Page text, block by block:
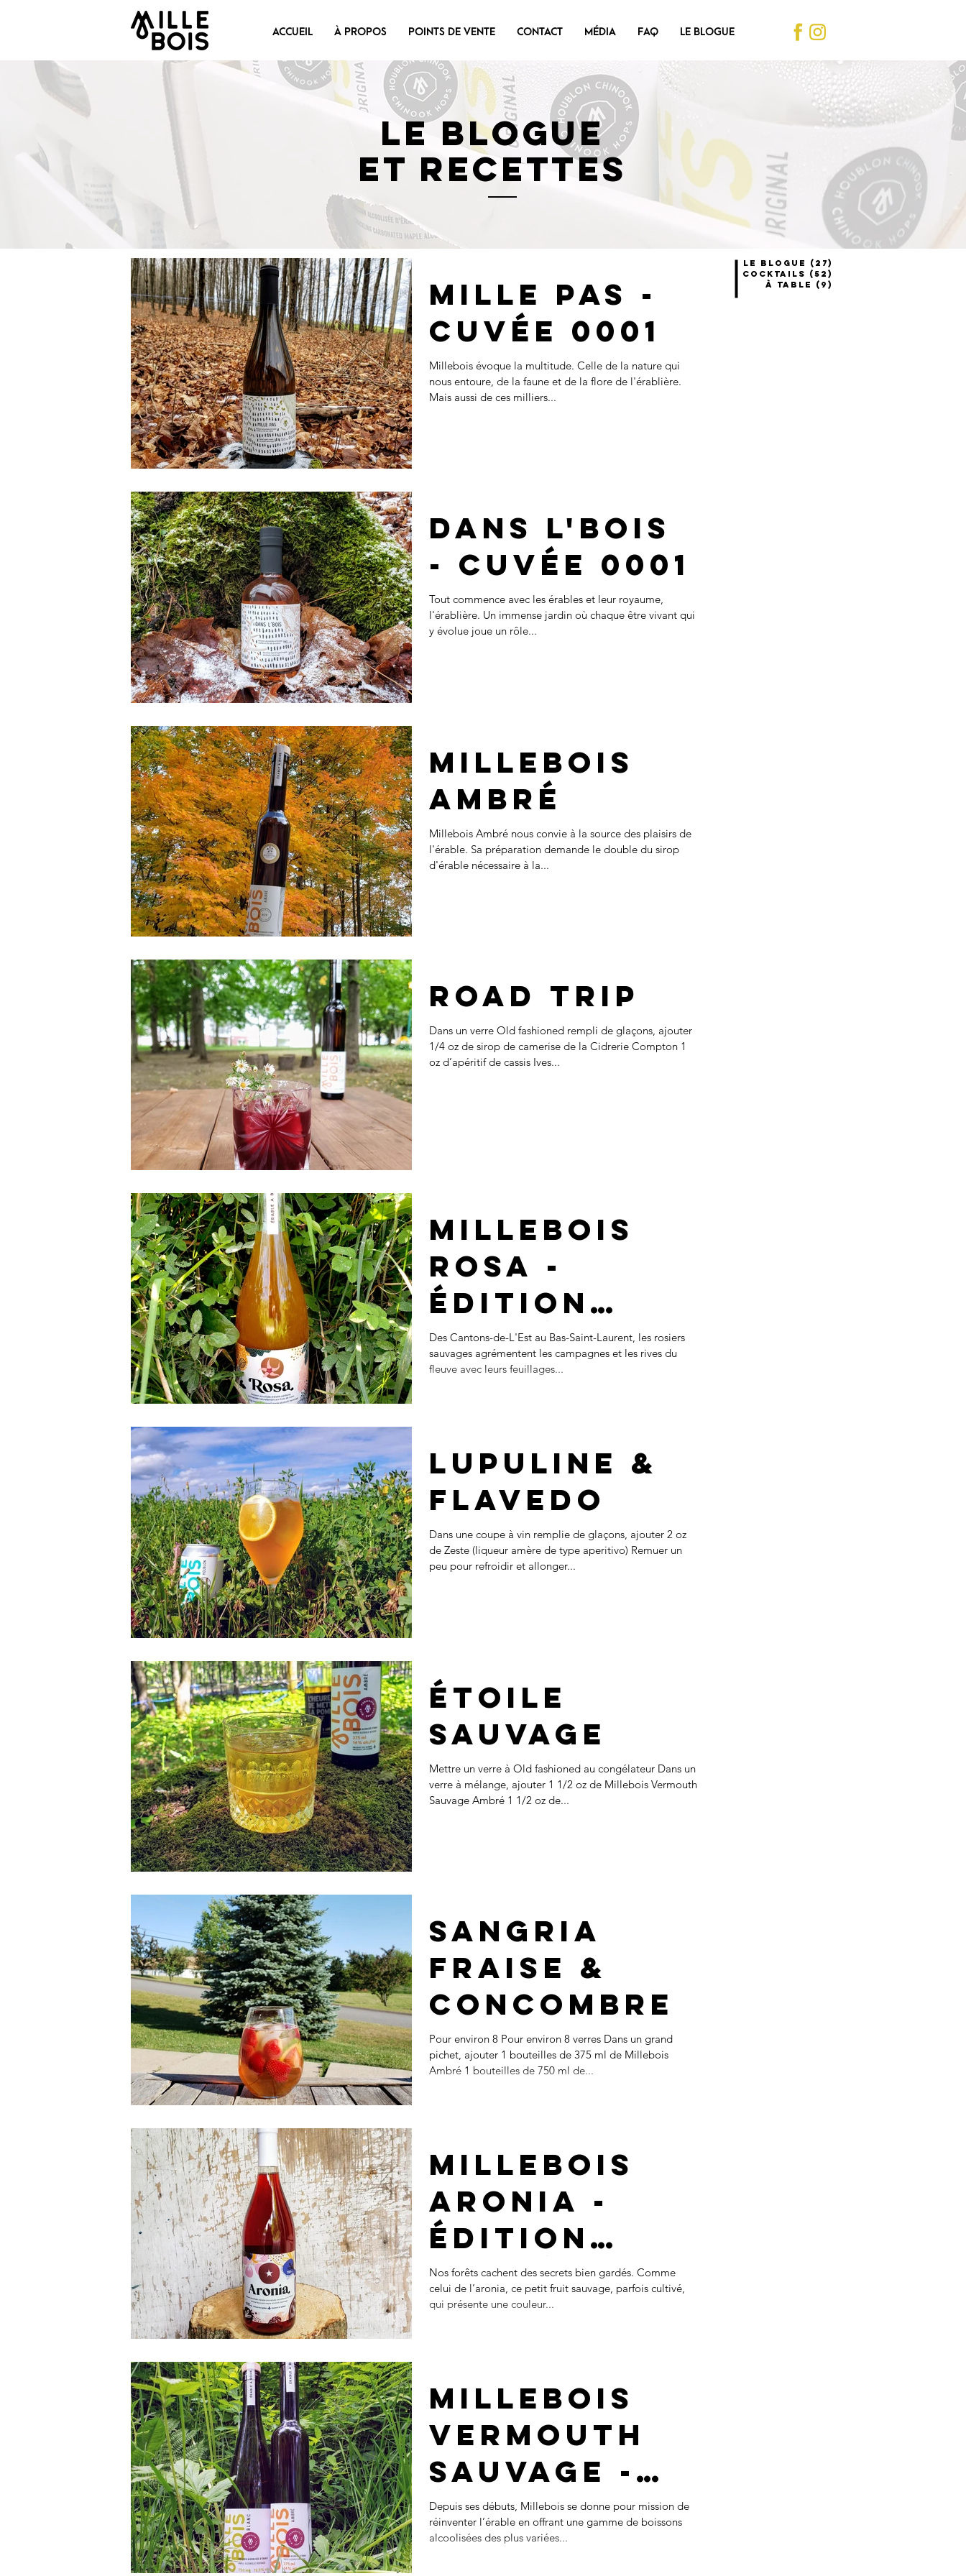
ACCUEIL À PROPOS POINTS DE VENTE CONTACT MÉDIA FAQ LE BLOGUE
LE BLOGUE
ET RECETTES
Le blogue (27)
Cocktails (52)
À table
(9)
Mille pas -
Cuvée 0001
Millebois évoque la multitude. Celle de la nature qui
nous entoure, de la faune et de la flore de l'érablière.
Mais aussi de ces milliers...
Dans l'bois
- Cuvée 0001
Tout commence avec les érables et leur royaume,
l'érablière. Un immense jardin où chaque être vivant qui
y évolue joue un rôle...
Millebois
Ambré
Millebois Ambré nous convie à la source des plaisirs de
l'érable. Sa préparation demande le double du sirop
d'érable nécessaire à la...
Road Trip
Dans un verre Old fashioned rempli de glaçons, ajouter
1/4 oz de sirop de camerise de la Cidrerie Compton 1
oz d’apéritif de cassis Ives...
Millebois
Rosa -
Édition
limitée 2020
Des Cantons-de-L'Est au Bas-Saint-Laurent, les rosiers
sauvages agrémentent les campagnes et les rives du
fleuve avec leurs feuillages...
Lupuline &
Flavedo
Dans une coupe à vin remplie de glaçons, ajouter 2 oz
de Zeste (liqueur amère de type aperitivo) Remuer un
peu pour refroidir et allonger...
Étoile
Sauvage
Mettre un verre à Old fashioned au congélateur Dans un
verre à mélange, ajouter 1 1/2 oz de Millebois Vermouth
Sauvage Ambré 1 1/2 oz de...
Sangria
fraise &
concombre
Pour environ 8 Pour environ 8 verres Dans un grand
pichet, ajouter 1 bouteilles de 375 ml de Millebois
Ambré 1 bouteilles de 750 ml de...
Millebois
Aronia -
Édition
limitée 2019
Nos forêts cachent des secrets bien gardés. Comme
celui de l’aronia, ce petit fruit sauvage, parfois cultivé,
qui présente une couleur...
Millebois
Vermouth
Sauvage -
Édition
limitée
Depuis ses débuts, Millebois se donne pour mission de
réinventer l’érable en offrant une gamme de boissons
alcoolisées des plus variées...